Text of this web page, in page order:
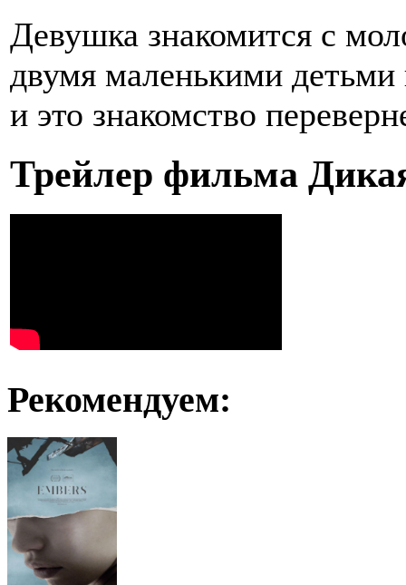
Девушка знакомится с
двумя маленькими
и это знакомство
Трейлер фильма
Рекомендуем: